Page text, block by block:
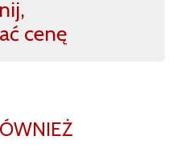
cenę